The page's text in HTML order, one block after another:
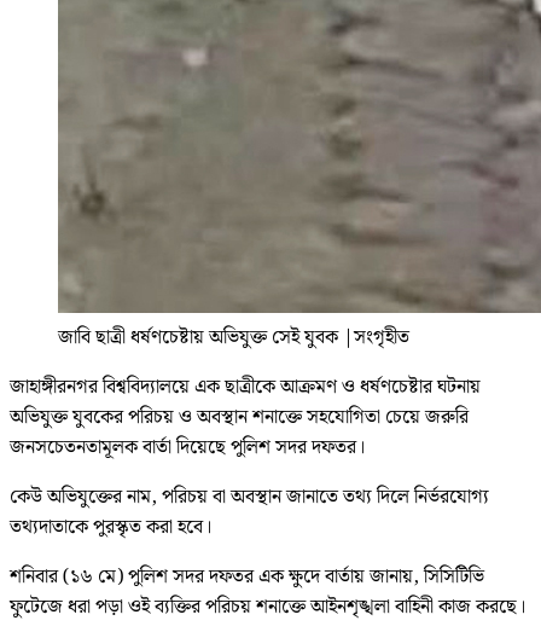
জাবি ছাত্রী ধর্ষণচেষ্টায় অভিযুক্ত সেই যুবক |সংগৃহীত
জাহাঙ্গীরনগর বিশ্ববিদ্যালয়ে এক ছাত্রীকে আক্রমণ ও ধর্ষণচেষ্টার ঘটনায়
অভিযুক্ত যুবকের পরিচয় ও অবস্থান শনাক্তে সহযোগিতা চেয়ে জরুরি
জনসচেতনতামূলক বার্তা দিয়েছে পুলিশ সদর দফতর।
কেউ অভিযুক্তের নাম, পরিচয় বা অবস্থান জানাতে তথ্য দিলে নির্ভরযোগ্য
তথ্যদাতাকে পুরস্কৃত করা হবে।
শনিবার (১৬ মে) পুলিশ সদর দফতর এক ক্ষুদে বার্তায় জানায়, সিসিটিভি
ফুটেজে ধরা পড়া ওই ব্যক্তির পরিচয় শনাক্তে আইনশৃঙ্খলা বাহিনী কাজ করছে।